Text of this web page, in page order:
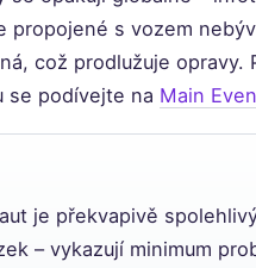
propojené s vozem
což prodlužuje
se podívejte na Main
je překvapivě
– vykazují minimum